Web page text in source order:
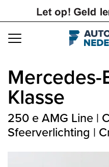
Navigation
Mercedes-
Klasse
250 e AMG Line |
Sfeerverlichting |